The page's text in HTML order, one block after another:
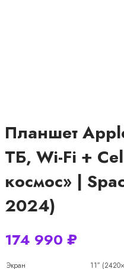
Планшет
ТБ, Wi-Fi +
космос» |
2024)
174 990 ₽
Экран
11″